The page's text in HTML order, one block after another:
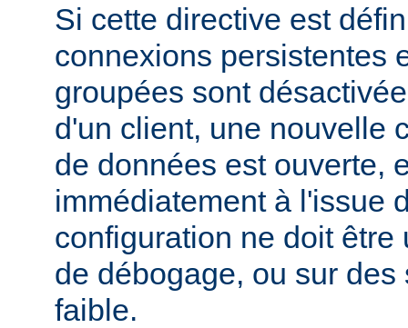
Si cette directive est
connexions persistentes
groupées sont
d'un client, une nouvelle
de données est ouverte,
immédiatement à l'issue
configuration ne doit
de débogage, ou sur
faible.